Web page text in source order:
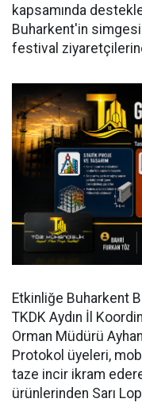
kapsamında
Buharkent'in
festival
Etkinliğe Buharkent
TKDK Aydın İl
Orman Müdürü
Protokol üyeleri,
taze incir ikram
ürünlerinden Sarı